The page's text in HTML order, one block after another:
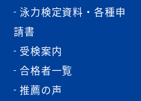
泳力検定資料・各種申
請書
受検案内
合格者一覧
推薦の声